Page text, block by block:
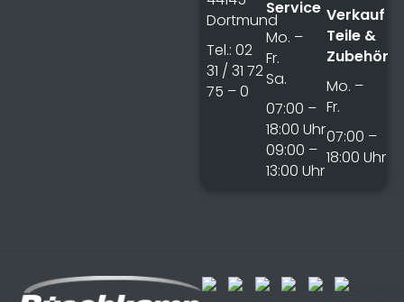
Dortmund
Tel.: 02
31 / 31 72
75 – 0
Service
Mo. –
Fr.
Sa.
07:00 –
18:00 Uhr
09:00 –
13:00 Uhr
Verkauf
Teile &
Zubehör
Mo. –
Fr.
07:00 –
18:00 Uhr